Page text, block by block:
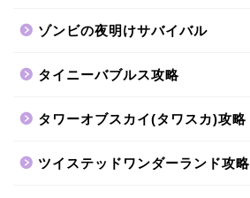
ゾンビの夜明けサバイバル
タイニーバブルス攻略
タワーオブスカイ(タワスカ)攻略
ツイステッドワンダーランド攻略